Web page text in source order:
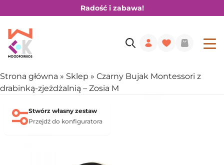
Radość i zabawa!
Strona główna » Sklep » Czarny Bujak Montessori z
drabinką-zjeżdżalnią – Zosia M
Stwórz własny zestaw
Przejdź do konfiguratora